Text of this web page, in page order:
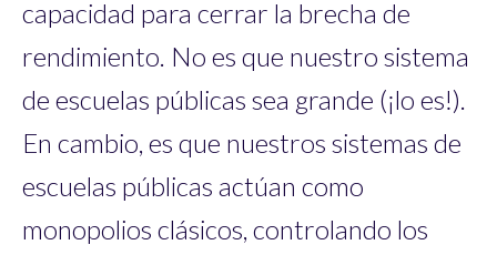
capacidad para cerrar la brecha de
rendimiento. No es que nuestro sistema
de escuelas públicas sea grande (¡lo es!).
En cambio, es que nuestros sistemas de
escuelas públicas actúan como
monopolios clásicos, controlando los